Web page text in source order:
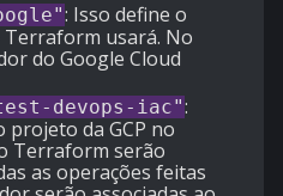
: Isso define o
usará. No
do Google Cloud
devops-iac":
projeto da GCP no
Terraform serão
as operações feitas